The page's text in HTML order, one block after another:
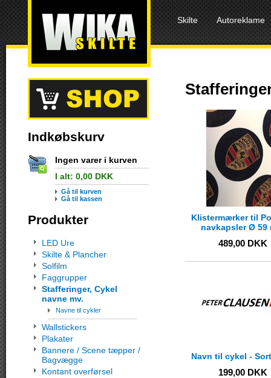
Skilte Autoreklame
Indkøbskurv
Ingen varer i kurven
I alt: 0,00 DKK
Gå til kurven
Gå til kassen
Produkter
LED Ure
Skilte & Plancher
Solfilm
Faggrupper
Stafferinger, Cykel
navne mv.
Navne til cykler
Wallstickers
Plakater
Bannere / Scene tæpper /
Bagvægge
Kontant overførsel
Klistermærker til
navkapsler Ø 59
489,00DKK
Navn til cykel -
199,00DKK